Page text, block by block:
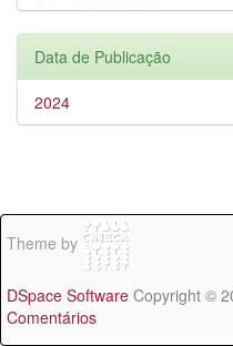
Data de Publicação
2024
Theme by
DSpace Software Copyright ©
Comentários